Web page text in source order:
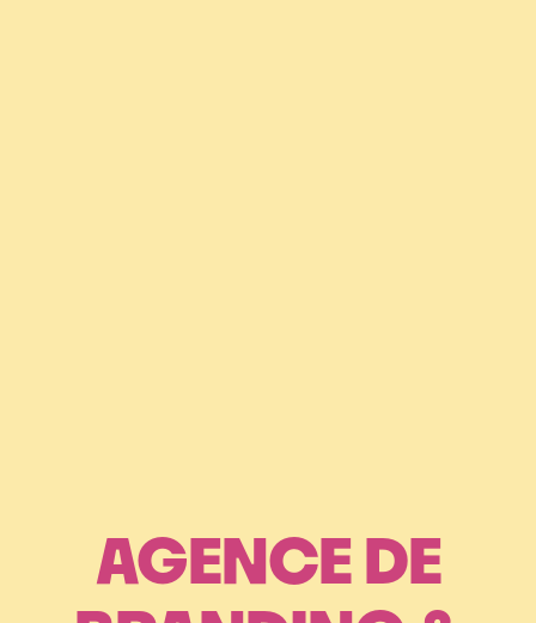
AGENCE DE